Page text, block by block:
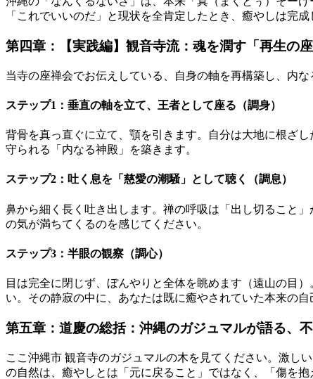
「これでいいのだ」と現状を全肯定したとき、癒やしは完成
第四章：【実践編】観音寺流：魂を潤す「再生の座
当寺の座禅会でお伝えしている、自身の軸を再構築し、内な
ステップ1：垂直の軸を立て、王者として座る（調身）
背骨を真っ直ぐに立て、顎を引きます。自分は大地に根ざ
守られる「内なる神殿」を築きます。
ステップ2：吐く息を「慈愛の潮騒」として聴く（調息）
鼻から細く長く吐き出します。禅の呼吸は「出し切ること
の気が満ちてくるのを感じてください。
ステップ3：半眼の観察（調心）
目は完全に閉じず、ぼんやりと全体を眺めます（遠山の目
い。その静寂の中に、あなたは既に癒やされていた本来の自
第五章：道慶の総括：沖縄のガジュマルが語る、
ここ沖縄市 観音寺のガジュマルの木を見てください。激し
の自然は、癒やしとは「元に戻ること」ではなく、「傷を